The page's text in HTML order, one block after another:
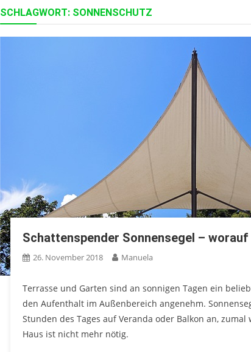
SCHLAGWORT: SONNENSCHUTZ
Schattenspender Sonnensegel –
26. November 2018 Manuela
Terrasse und Garten sind an sonnigen Tagen ein
den Aufenthalt im Außenbereich angenehm.
Stunden des Tages auf Veranda oder Balkon an,
Haus ist nicht mehr nötig.